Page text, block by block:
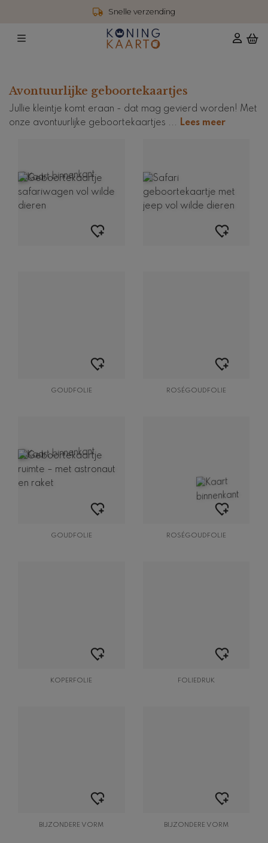
Snelle verzending
Avontuurlijke geboortekaartjes
Jullie kleintje komt eraan - dat mag gevierd worden! Met
onze avontuurlijke geboortekaartjes ... Lees meer
GOUDFOLIE ROSÉGOUDFOLIE
GOUDFOLIE ROSÉGOUDFOLIE
KOPERFOLIE FOLIEDRUK
BIJZONDERE VORM BIJZONDERE VORM